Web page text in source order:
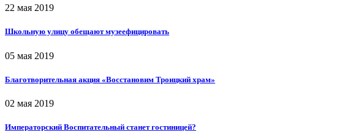
22 мая 2019
Школьную улицу обещают музеефицировать
05 мая 2019
Благотворительная акция «Восстановим Троицкий храм»
02 мая 2019
Императорский Воспитательный станет гостиницей?